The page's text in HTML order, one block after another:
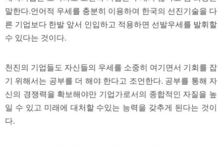
말한다.언어적 우세를 충분히 이용하여 한국의 선진기술을 다
른 기업보다 한발 앞서 인입하고 적용하면 선발우세를 발휘할
수 있다는 것이다.
천진의 기업들도 자신들의 우세를 소중히 여기면서 기회를 잡
기 위해서는 공부를 더 해야 한다고 조언한다. 공부를 통해 자
신의 경쟁력을 확보해야만 기업가로서의 종합적인 자질을 높
일 수 있고 미래에 대처할 수있는 능력을 갖추게 된다는 것이
다.